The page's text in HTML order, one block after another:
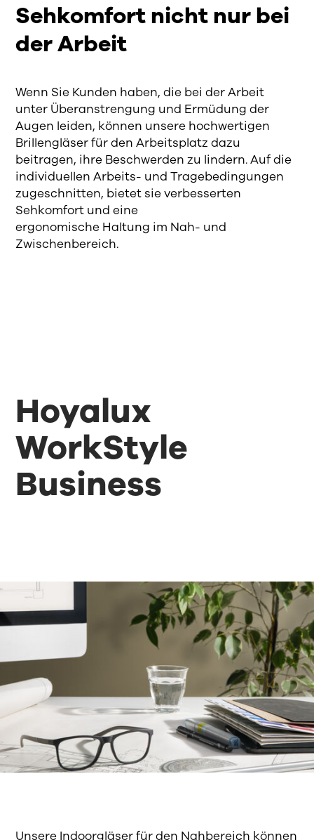
Sehkomfort nicht nur bei
der Arbeit
Wenn Sie Kunden haben, die bei der Arbeit
unter Überanstrengung und Ermüdung der
Augen leiden, können unsere hochwertigen
Brillengläser für den Arbeitsplatz dazu
beitragen, ihre Beschwerden zu lindern. Auf die
individuellen Arbeits- und Tragebedingungen
zugeschnitten, bietet sie verbesserten
Sehkomfort und eine
ergonomische Haltung im Nah- und
Zwischenbereich.
Hoyalux
WorkStyle
Business
Unsere Indoorgläser für den Nahbereich können